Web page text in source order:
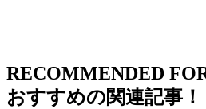
RECOMMENDED
おすすめの関連記事！